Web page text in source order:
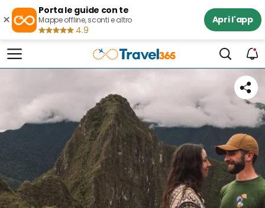
×
Porta le guide con te
Mappe offline, sconti e altro
4.9
Apri l'app